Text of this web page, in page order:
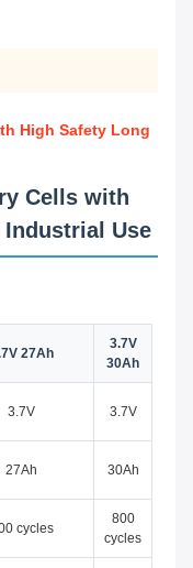
High Safety Long
Cells with
Use
27Ah
3.7V
30Ah
3.7V 3.7V
27Ah 30Ah
cycles
800
cycles